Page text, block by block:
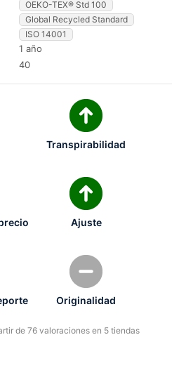
OEKO-TEX® Std 100
Global Recycled Standard
ISO 14001
1 año
40
Transpirabilidad
Ajuste
Originalidad
de 76 valoraciones en 5 tiendas